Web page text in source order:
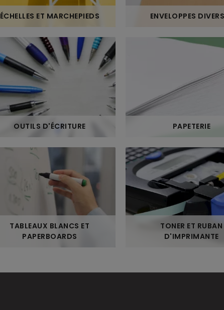
ÉCHELLES ET MARCHEPIEDS ENVELOPPES
OUTILS D'ÉCRITURE PAPETERIE
TABLEAUX BLANCS ET
PAPERBOARDS
TONER ET RUBAN
D'IMPRIMANTE